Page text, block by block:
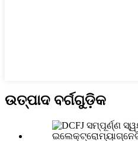
ଉତ୍ପାଦ ବର୍ଗଗୁଡ଼ିକ